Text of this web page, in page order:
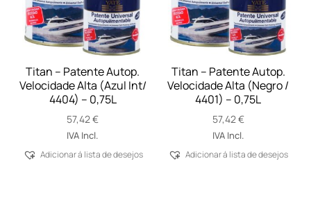
Titan – Patente Autop.
Velocidade Alta (Azul Int/
4404) – 0,75L
57,42€
IVA Incl.
Adicionar á lista de desejos
Titan – Patente Autop.
Velocidade Alta (Negro /
4401) – 0,75L
57,42€
IVA Incl.
Adicionar á lista de desejos